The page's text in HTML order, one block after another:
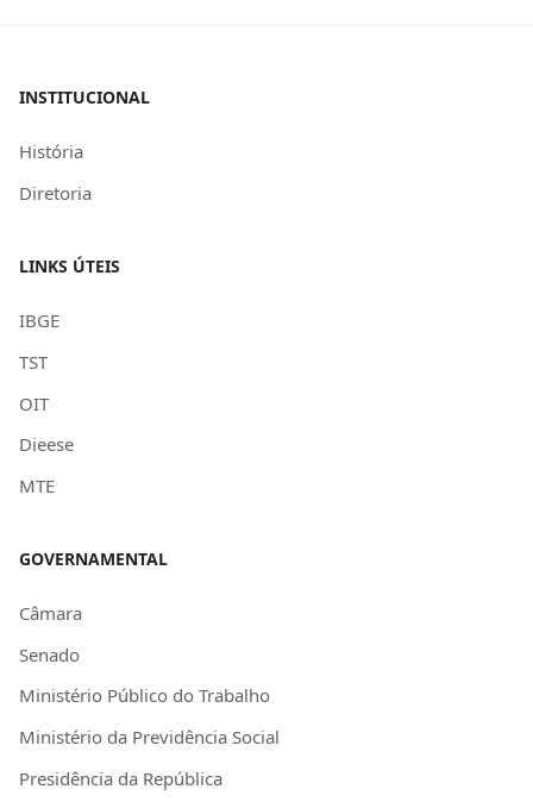
INSTITUCIONAL
História
Diretoria
LINKS ÚTEIS
IBGE
TST
OIT
Dieese
MTE
GOVERNAMENTAL
Câmara
Senado
Ministério Público do Trabalho
Ministério da Previdência Social
Presidência da República